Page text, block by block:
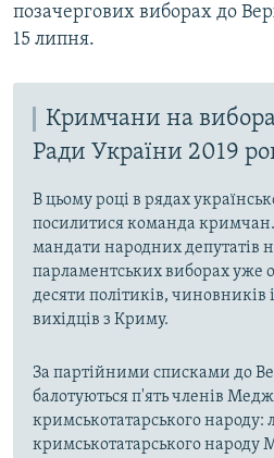
позачергових виборах до
15 липня.
Кримчани на
Ради України 2019
В цьому році в рядах
посилитися команда
мандати народних депутатів
парламентських виборах уже
десяти політиків, чиновників
вихідців з Криму.
За партійними списками до
балотуються п'ять членів
кримськотатарського народу:
кримськотатарського народу